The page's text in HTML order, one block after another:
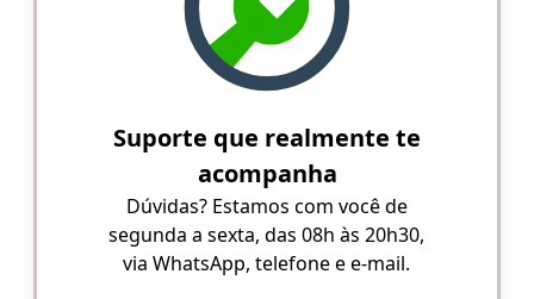
Suporte que realmente te
acompanha
Dúvidas? Estamos com você de
segunda a sexta, das 08h às 20h30,
via WhatsApp, telefone e e-mail.